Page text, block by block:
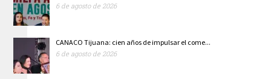
6 de agosto de 2026
CANACO Tijuana: cien años de impulsar el come...
6 de agosto de 2026